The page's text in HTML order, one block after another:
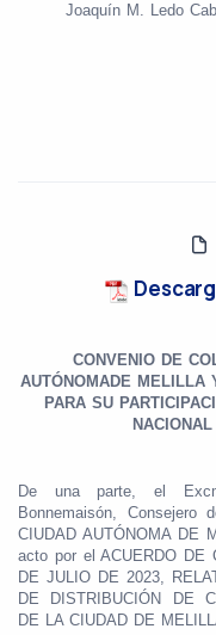
Joaquín M. Ledo
CONVENIO DE
AUTÓNOMADE MELILLA
PARA SU
De una parte, el
Bonnemaisón,
CIUDAD AUTÓNOMA DE
acto por el ACUERDO DE
DE JULIO DE 2023,
DE DISTRIBUCIÓN DE
DE LA CIUDAD DE